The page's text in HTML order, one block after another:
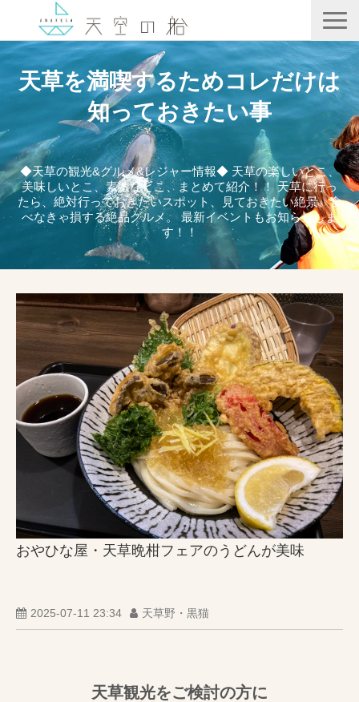
天空の船
ホテル竜宮
天ノ寂
記事一覧
コンテンツ
天草を満喫するためコレだけは
知っておきたい事
◆天草の観光&グルメ&レジャー情報◆ 天草の楽しいとこ、
美味しいとこ、素敵なとこ、まとめて紹介！！ 天草に行っ
たら、絶対行っておきたいスポット、見ておきたい絶景、食
べなきゃ損する絶品グルメ。 最新イベントもお知らせしま
す！！
おやひな屋・天草晩柑フェアのうどんが美味
2025-07-11 23:34 天草野・黒猫
天草観光をご検討の方に